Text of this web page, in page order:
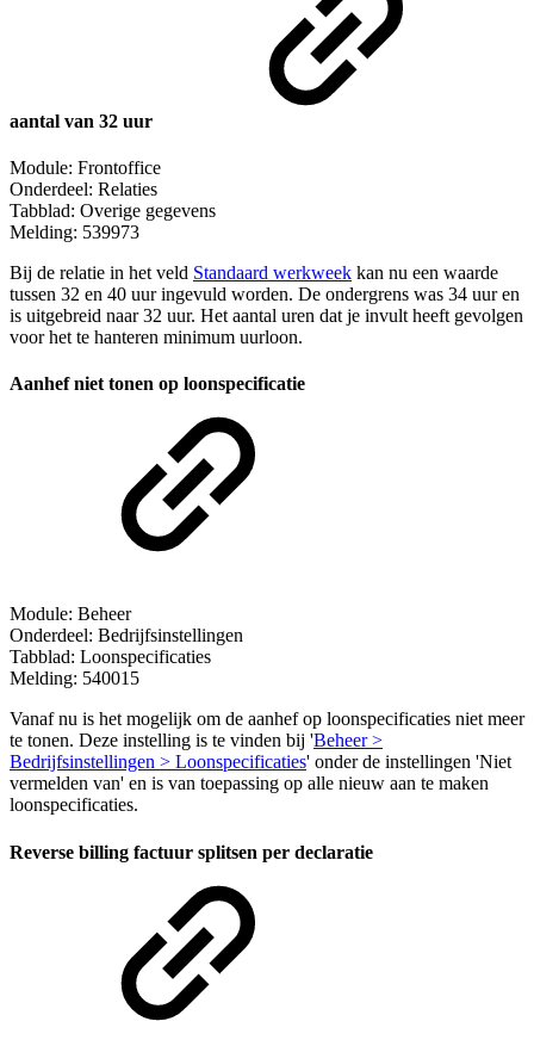
aantal van 32 uur
Module: Frontoffice
Onderdeel: Relaties
Tabblad: Overige gegevens
Melding: 539973
Bij de relatie in het veld Standaard werkweek kan nu een waarde
tussen 32 en 40 uur ingevuld worden. De ondergrens was 34 uur en
is uitgebreid naar 32 uur. Het aantal uren dat je invult heeft gevolgen
voor het te hanteren minimum uurloon.
Aanhef niet tonen op loonspecificatie
Module: Beheer
Onderdeel: Bedrijfsinstellingen
Tabblad: Loonspecificaties
Melding: 540015
Vanaf nu is het mogelijk om de aanhef op loonspecificaties niet meer
te tonen. Deze instelling is te vinden bij 'Beheer >
Bedrijfsinstellingen > Loonspecificaties' onder de instellingen 'Niet
vermelden van' en is van toepassing op alle nieuw aan te maken
loonspecificaties.
Reverse billing factuur splitsen per declaratie